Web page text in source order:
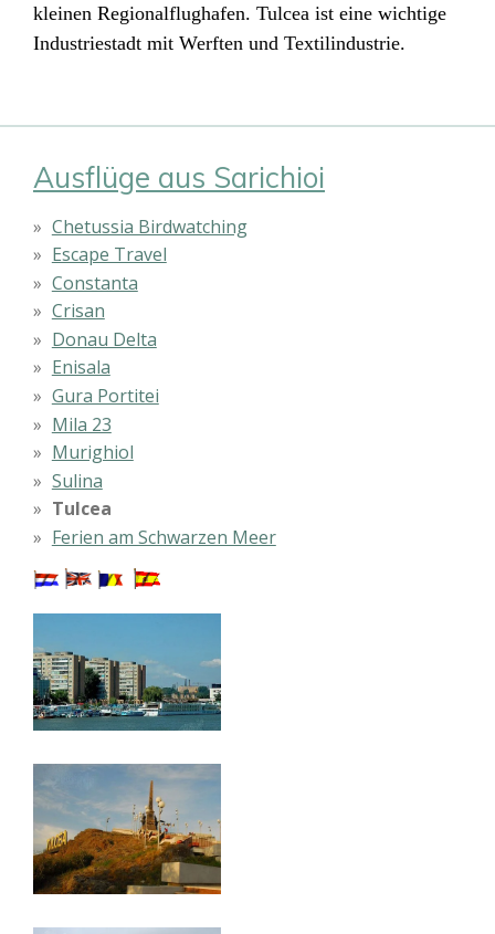
kleinen Regionalflughafen. Tulcea ist eine wichtige
Industriestadt mit Werften und Textilindustrie.
Ausflüge aus Sarichioi
Chetussia Birdwatching
Escape Travel
Constanta
Crisan
Donau Delta
Enisala
Gura Portitei
Mila 23
Murighiol
Sulina
Tulcea
Ferien am Schwarzen Meer